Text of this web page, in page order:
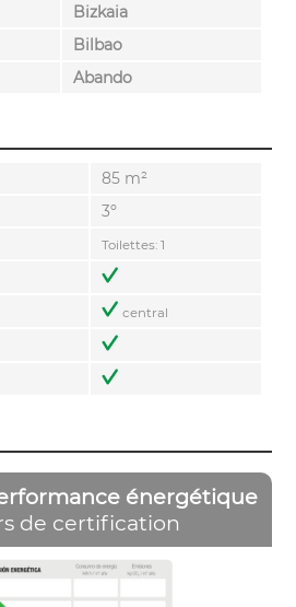
Bizkaia
Bilbao
Abando
85 m²
3º
Toilettes: 1
central
énergétique
de certification